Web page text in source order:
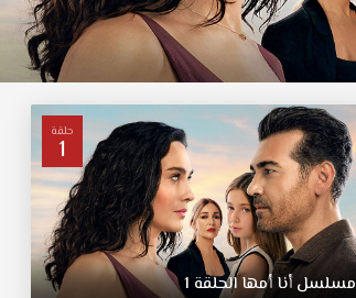
حلقة
1
مسلسل أنا أمها الحلقة 1